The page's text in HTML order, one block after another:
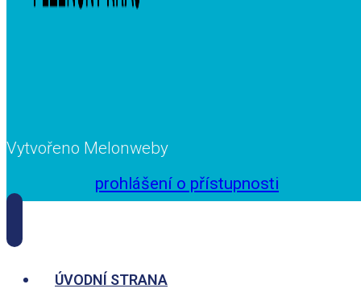
Vytvořeno Melonweby
prohlášení o přístupnosti
ÚVODNÍ STRANA